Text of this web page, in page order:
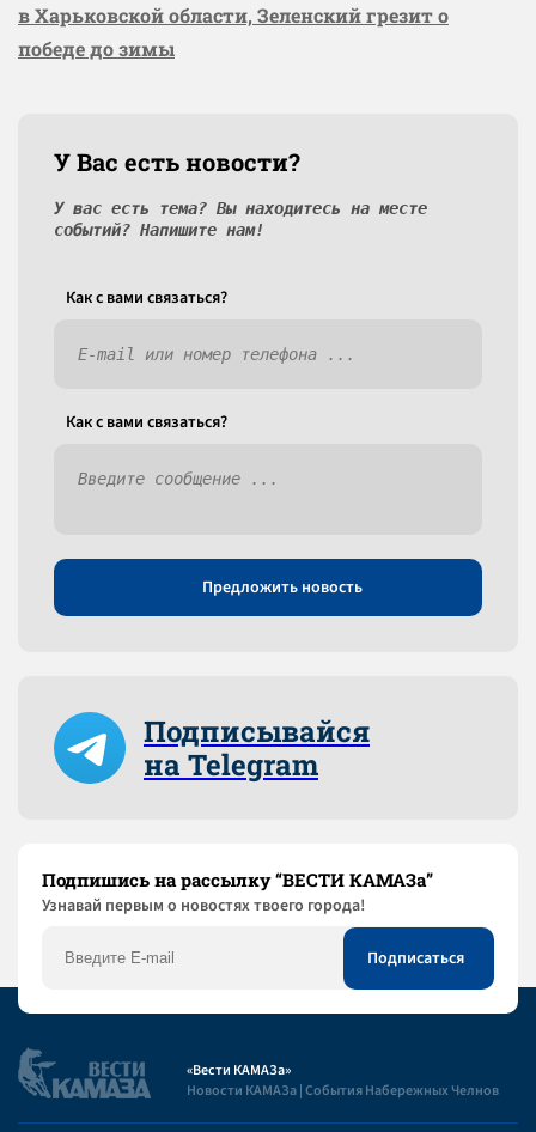
в Харьковской области, Зеленский грезит о
победе до зимы
У Вас есть новости?
У вас есть тема? Вы находитесь на месте
событий? Напишите нам!
Как c вами связаться?
Как c вами связаться?
Предложить новость
Подписывайся
на Telegram
Подпишись на рассылку “ВЕСТИ КАМАЗа”
Узнaвай первым о новостях твоего города!
«Вести КАМАЗа»
Новости КАМАЗа | События Набережных Челнов